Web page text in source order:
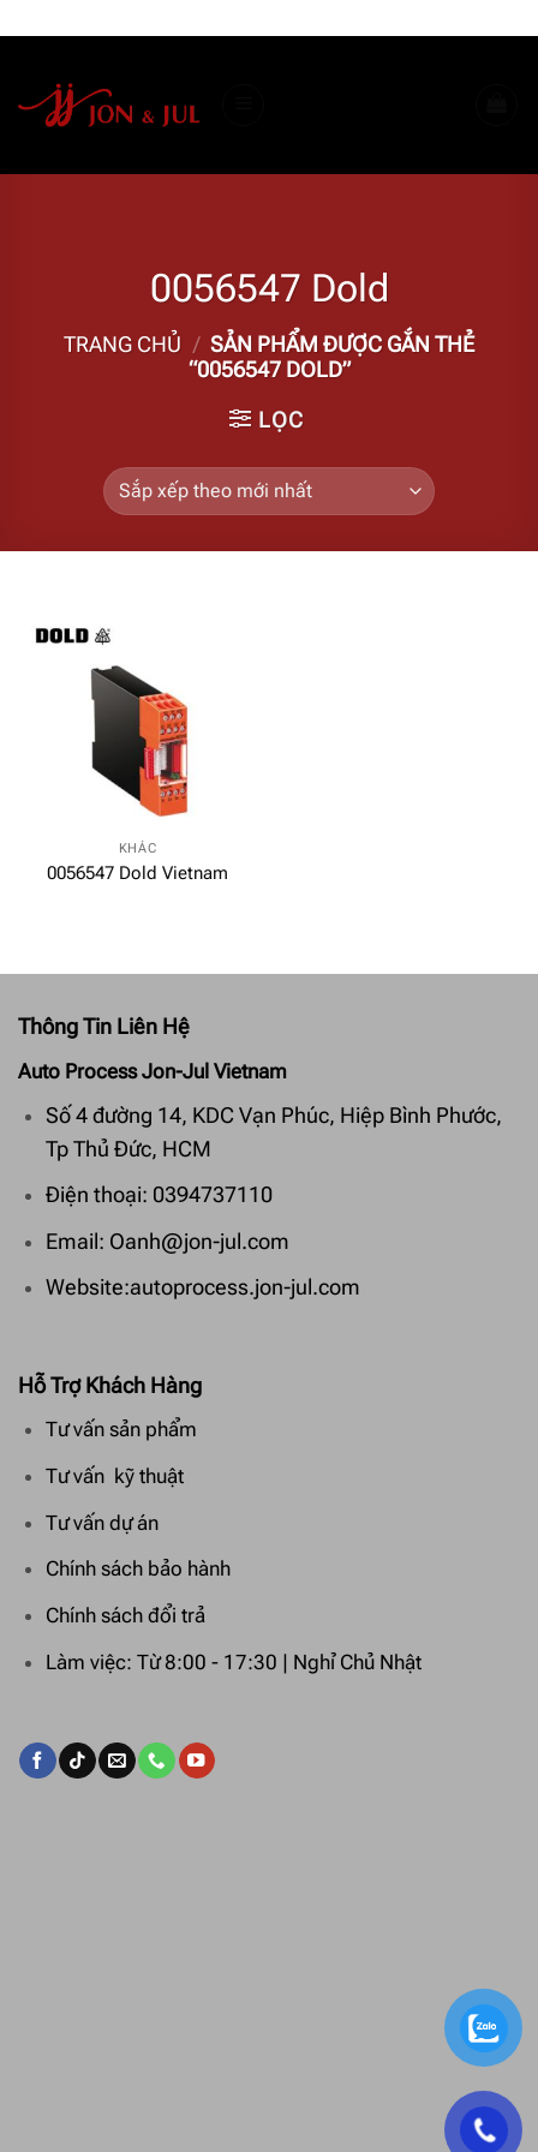
dung
0056547 Dold
TRANG CHỦ / SẢN PHẨM ĐƯỢC GẮN THẺ
“0056547 DOLD”
LỌC
KHÁC
0056547 Dold Vietnam
Thông Tin Liên Hệ
Auto Process Jon-Jul Vietnam
Số 4 đường 14, KDC Vạn Phúc, Hiệp Bình Phước,
Tp Thủ Đức, HCM
Điện thoại: 0394737110
Email: Oanh@jon-jul.com
Website:autoprocess.jon-jul.com
Hỗ Trợ Khách Hàng
Tư vấn sản phẩm
Tư vấn kỹ thuật
Tư vấn dự án
Chính sách bảo hành
Chính sách đổi trả
Làm việc: Từ 8:00 - 17:30 | Nghỉ Chủ Nhật